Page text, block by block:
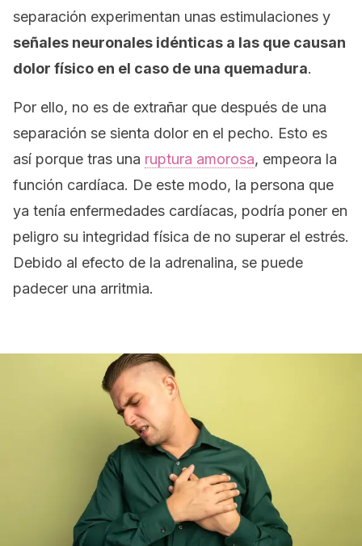
separación experimentan unas estimulaciones y
señales neuronales idénticas a las que causan
dolor físico en el caso de una quemadura.
Por ello, no es de extrañar que después de una
separación se sienta dolor en el pecho. Esto es
así porque tras una ruptura amorosa, empeora la
función cardíaca. De este modo, la persona que
ya tenía enfermedades cardíacas, podría poner en
peligro su integridad física de no superar el estrés.
Debido al efecto de la adrenalina, se puede
padecer una arritmia.